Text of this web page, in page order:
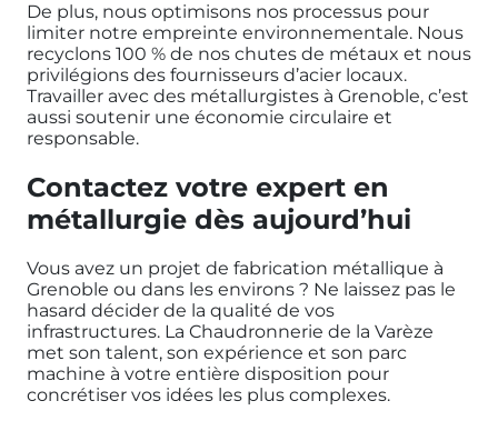
De plus, nous optimisons nos processus pour
limiter notre empreinte environnementale. Nous
recyclons 100 % de nos chutes de métaux et nous
privilégions des fournisseurs d’acier locaux.
Travailler avec des métallurgistes à Grenoble, c’est
aussi soutenir une économie circulaire et
responsable.
Contactez votre expert en
métallurgie dès aujourd’hui
Vous avez un projet de fabrication métallique à
Grenoble ou dans les environs ? Ne laissez pas le
hasard décider de la qualité de vos
infrastructures. La Chaudronnerie de la Varèze
met son talent, son expérience et son parc
machine à votre entière disposition pour
concrétiser vos idées les plus complexes.